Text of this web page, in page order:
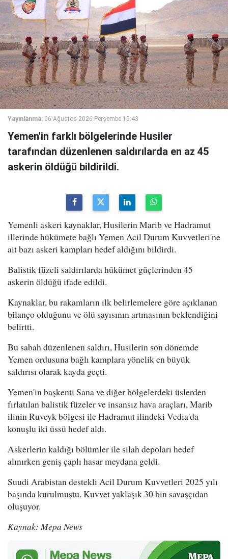
Yayınlanma: 06 Ağustos 2026 Perşembe 15:43
Yemen'in farklı bölgelerinde Husiler
tarafından düzenlenen saldırılarda en az 45
askerin öldüğü bildirildi.
Yemenli askeri kaynaklar, Husilerin Marib ve Hadramut
illerinde hükümete bağlı Yemen Acil Durum Kuvvetleri'ne
ait bazı askeri kampları hedef aldığını bildirdi.
Balistik füzeli saldırılarda hükümet güçlerinden 45
askerin öldüğü ifade edildi.
Kaynaklar, bu rakamların ilk belirlemelere göre açıklanan
bilanço olduğunu ve ölü sayısının artmasının beklendiğini
belirtti.
Bu sabah düzenlenen saldırı, Husilerin son dönemde
Yemen ordusuna bağlı kamplara yönelik en büyük
saldırısı olarak kayda geçti.
Yemen'in başkenti Sana ve diğer bölgelerdeki üslerden
fırlatılan balistik füzeler ve insansız hava araçları, Marib
ilinin Ruveyk bölgesi ile Hadramut ilindeki Vedia'da
konuşlu iki üssü hedef aldı.
Askerlerin kaldığı bölümler ile silah depoları hedef
alınırken geniş çaplı hasar meydana geldi.
Suudi Arabistan destekli Acil Durum Kuvvetleri 2025 yılı
başında kurulmuştu. Kuvvet yaklaşık 30 bin savaşçıdan
oluşuyor.
Kaynak: Mepa News